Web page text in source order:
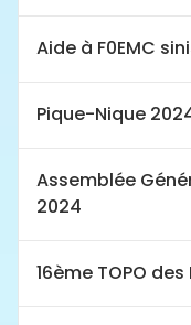
Aide à F0EMC
Pique-Nique
Assemblée
2024
16ème TOPO